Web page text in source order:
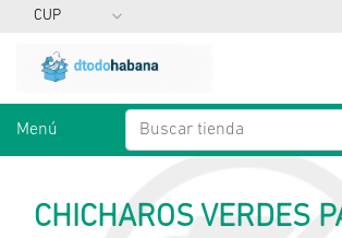
Menú
CHICHAROS VERDES